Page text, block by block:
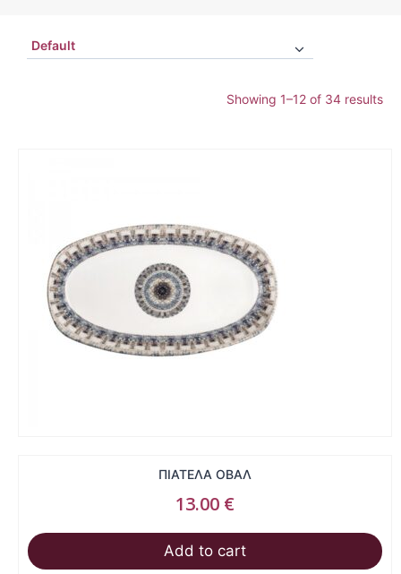
Showing 1–12 of 34 results
ΠΙΑΤΕΛΑ ΟΒΑΛ
13.00 €
Add to cart